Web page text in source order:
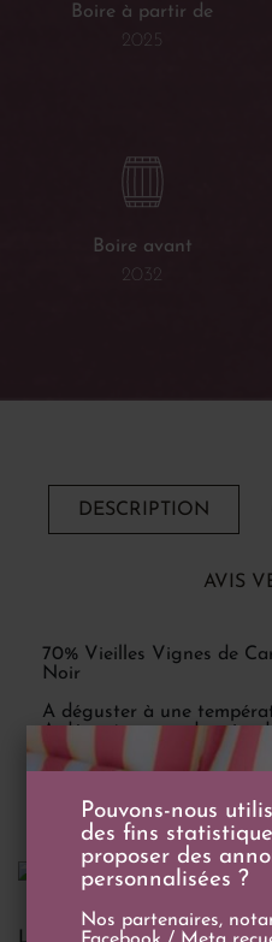
Boire à partir de
2025
Boire avant
2032
DESCRIPTION
AVIS
70% Vieilles Vignes de
Noir
A déguster à une
A déguster avec des
sarments, sur des
fondant au chocolat.
Pouvons-nous
des fins
proposer des
personnalisées ?
Nos partenaires,